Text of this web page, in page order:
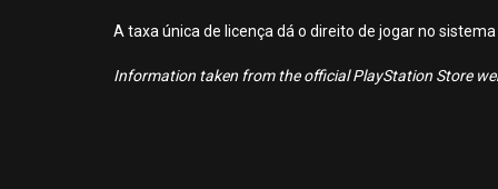
A taxa única de licença dá o direito de jogar no
Information taken from the official PlayStation Store